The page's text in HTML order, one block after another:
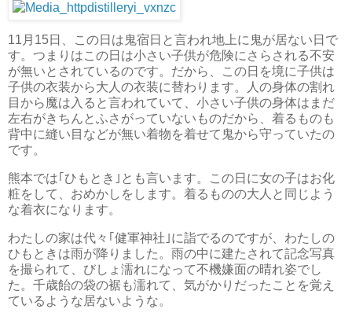
11月15日、この日は鬼宿日と言われ地上に鬼が居ない日で
す。つまりはこの日は小さい子供が危険にさらされる不安
が無いとされているのです。だから、この日を境に子供は
子供の衣装から大人の衣装に替わります。人の身体の割れ
目から魔は入ると言われていて、小さい子供の身体はまだ
左右がきちんとふさがっていないものだから、着るものも
背中に縫い目などが無い着物を着せて鬼から守っていたの
です。
熊本では｢ひもとき｣とも言います。この日に女の子はお化
粧をして、おめかしをします。着るものの大人と同じよう
な着衣になります。
わたしの家は代々｢健軍神社｣に詣でるのですが、わたしの
ひもときは雨が降りました。雨の中に建たされて記念写真
を撮られて、びしょ濡れになって不機嫌面の晴れ姿でし
た。千歳飴の袋の裾も濡れて、気がかりだったことを覚え
ているような居ないような。